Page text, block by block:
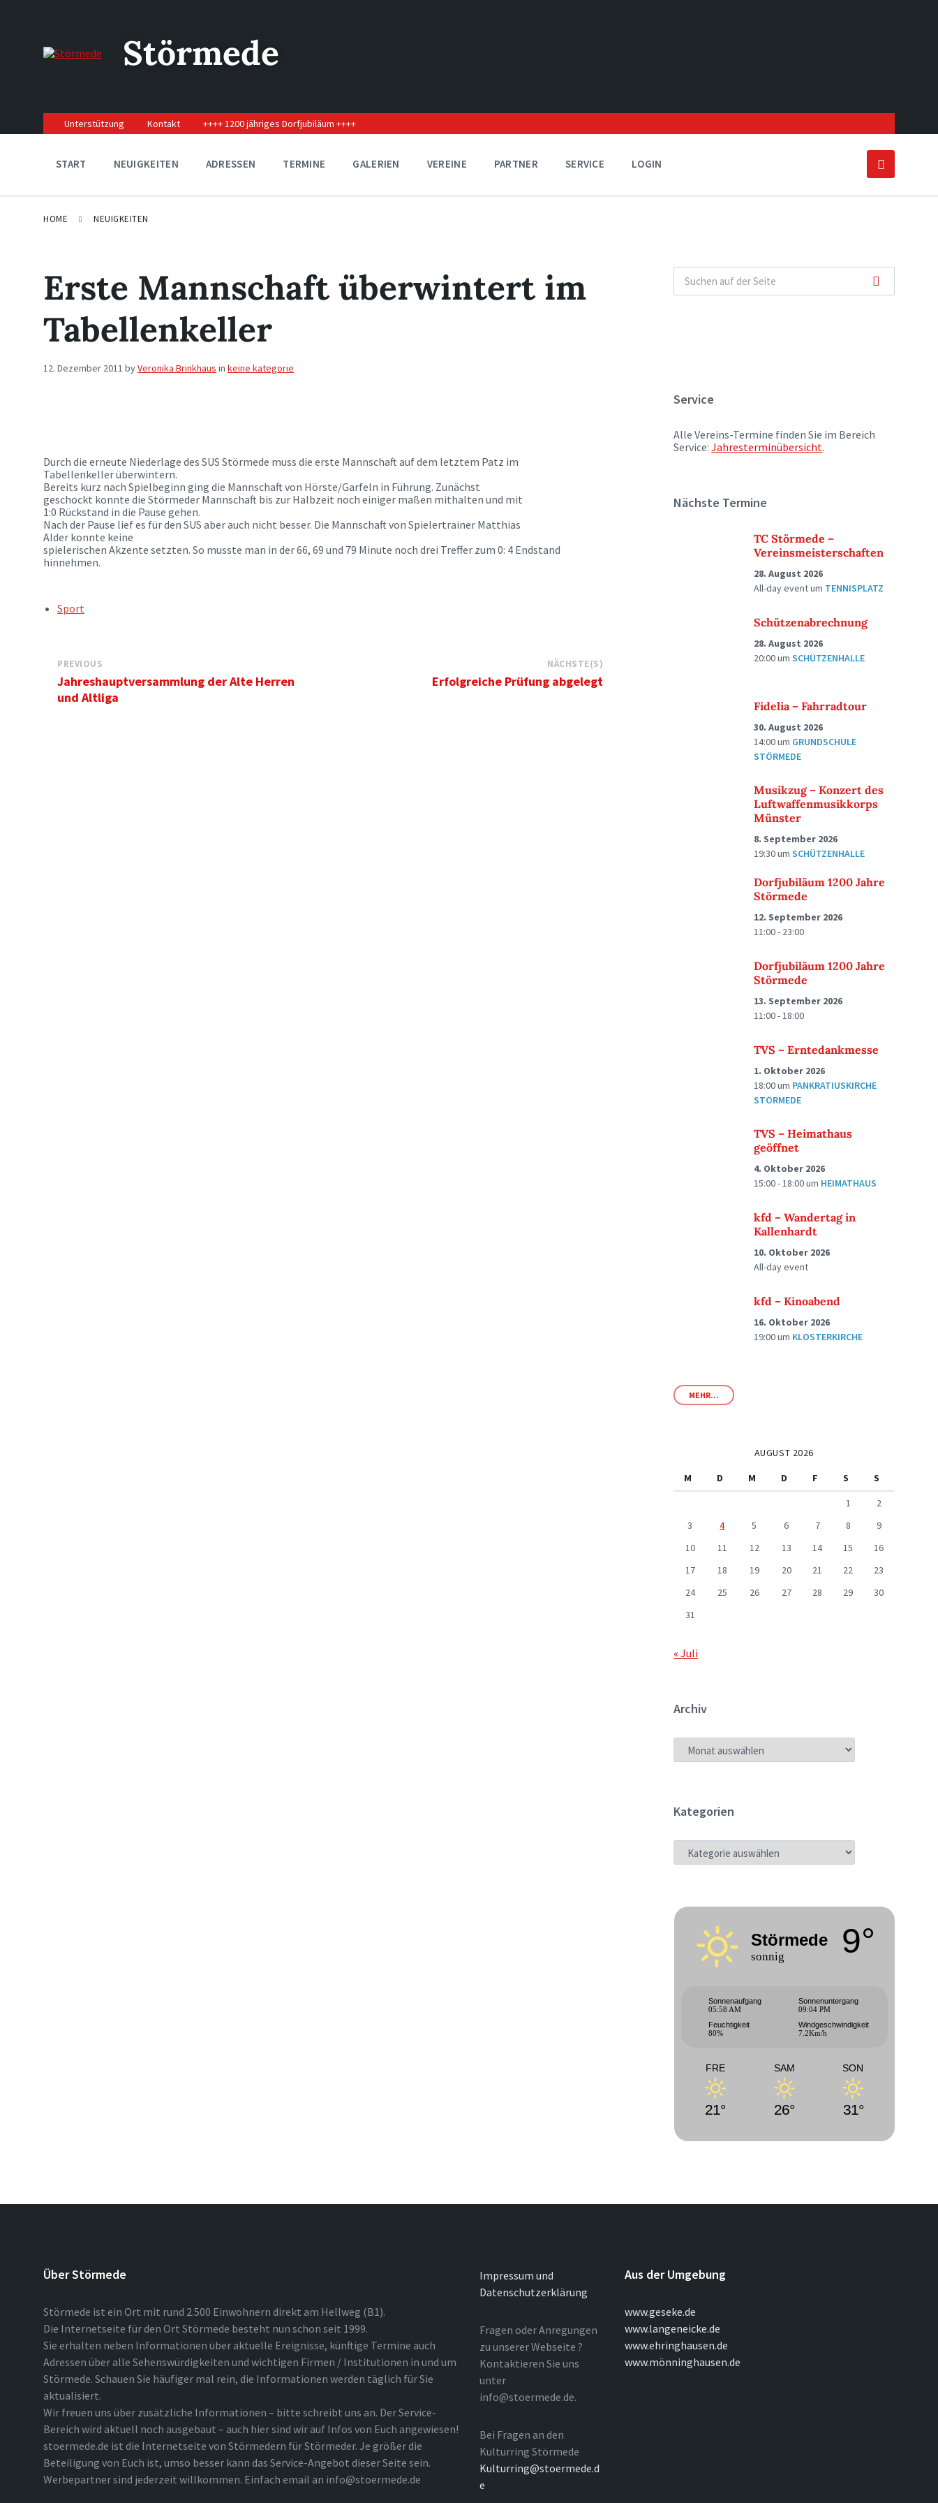
navigation
Störmede
Unterstützung Kontakt ++++ 1200 jähriges Dorfjubiläum ++++
START NEUIGKEITEN ADRESSEN TERMINE GALERIEN VEREINE PARTNER SERVICE LOGIN
HOME NEUIGKEITEN
Erste Mannschaft überwintert im
Tabellenkeller
12. Dezember 2011 byVeronika Brinkhaus in keine kategorie
Durch die erneute Niederlage des SUS Störmede muss die erste Mannschaft auf dem letztem Patz im
Tabellenkeller überwintern.
Bereits kurz nach Spielbeginn ging die Mannschaft von Hörste/Garfeln in Führung. Zunächst
geschockt konnte die Störmeder Mannschaft bis zur Halbzeit noch einiger maßen mithalten und mit
1:0 Rückstand in die Pause gehen.
Nach der Pause lief es für den SUS aber auch nicht besser. Die Mannschaft von Spielertrainer Matthias
Alder konnte keine
spielerischen Akzente setzten. So musste man in der 66, 69 und 79 Minute noch drei Treffer zum 0: 4 Endstand
hinnehmen.
TAGS:Sport
PREVIOUS
Jahreshauptversammlung der Alte Herren
und Altliga
NÄCHSTE(S)
Erfolgreiche Prüfung abgelegt
Service
Alle Vereins-Termine finden Sie im Bereich
Service:Jahresterminübersicht.
Nächste Termine
TC Störmede –
Vereinsmeisterschaften
28. August 2026
All-day eventum TENNISPLATZ
Schützenabrechnung
28. August 2026
20:00umSCHÜTZENHALLE
Fidelia – Fahrradtour
30. August 2026
14:00um GRUNDSCHULE
STÖRMEDE
Musikzug – Konzert des
Luftwaffenmusikkorps
Münster
8. September 2026
19:30umSCHÜTZENHALLE
Dorfjubiläum 1200 Jahre
Störmede
12. September 2026
11:00 - 23:00
Dorfjubiläum 1200 Jahre
Störmede
13. September 2026
11:00 - 18:00
TVS – Erntedankmesse
1. Oktober 2026
18:00um PANKRATIUSKIRCHE
STÖRMEDE
TVS – Heimathaus
geöffnet
4. Oktober 2026
15:00 - 18:00um HEIMATHAUS
kfd – Wandertag in
Kallenhardt
10. Oktober 2026
All-day event
kfd – Kinoabend
16. Oktober 2026
19:00um KLOSTERKIRCHE
MEHR...
AUGUST 2026
M
D M D F S
S
1
2
3
4 5 6 7 8
9
10
11 12 13 14 15
16
17
18 19 20 21 22
23
24
25 26 27 28 29
30
31
« Juli
Archiv
ARCHIV
Kategorien
KATEGORIEN
Störmede
sonnig 9°
Sonnenaufgang
05:58 AM
Sonnenuntergang
09:04 PM
Feuchtigkeit
80%
Windgeschwindigkeit
7.2Km/h
FRE
21°
SAM
26°
SON
31°
Über Störmede
Störmede ist ein Ort mit rund 2.500 Einwohnern direkt am Hellweg (B1).
Die Internetseite für den Ort Störmede besteht nun schon seit 1999.
Sie erhalten neben Informationen über aktuelle Ereignisse, künftige Termine auch
Adressen über alle Sehenswürdigkeiten und wichtigen Firmen / Institutionen in und um
Störmede. Schauen Sie häufiger mal rein, die Informationen werden täglich für Sie
aktualisiert.
Wir freuen uns über zusätzliche Informationen – bitte schreibt uns an. Der Service-
Bereich wird aktuell noch ausgebaut – auch hier sind wir auf Infos von Euch angewiesen!
stoermede.de ist die Internetseite von Störmedern für Störmeder. Je größer die
Beteiligung von Euch ist, umso besser kann das Service-Angebot dieser Seite sein.
Werbepartner sind jederzeit willkommen. Einfach email an info@stoermede.de
Impressum und
Datenschutzerklärung
Fragen oder Anregungen
zu unserer Webseite ?
Kontaktieren Sie uns
unter
info@stoermede.de.
Bei Fragen an den
Kulturring Störmede
Kulturring@stoermede.d
e
Aus der Umgebung
www.geseke.de
www.langeneicke.de
www.ehringhausen.de
www.mönninghausen.de